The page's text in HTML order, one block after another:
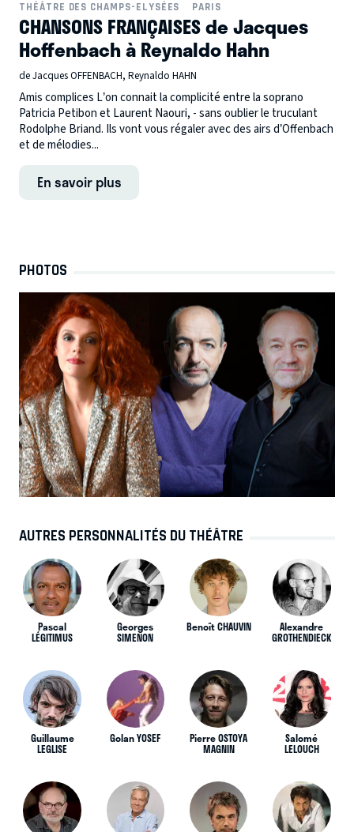
THÉÂTRE DES CHAMPS-ELYSÉES
PARIS
CHANSONS FRANÇAISES de Jacques
Hoffenbach à Reynaldo Hahn
de Jacques OFFENBACH, Reynaldo HAHN
Amis complices L’on connait la complicité entre la soprano
Patricia Petibon et Laurent Naouri, - sans oublier le truculant
Rodolphe Briand. Ils vont vous régaler avec des airs d’Offenbach
et de mélodies...
En savoir plus
PHOTOS
AUTRES PERSONNALITÉS DU THÉÂTRE
Pascal
LÉGITIMUS
Georges
SIMENON
Benoît CHAUVIN Alexandre
GROTHENDIECK
Guillaume
LEGLISE
Golan YOSEF Pierre OSTOYA
MAGNIN
Salomé
LELOUCH